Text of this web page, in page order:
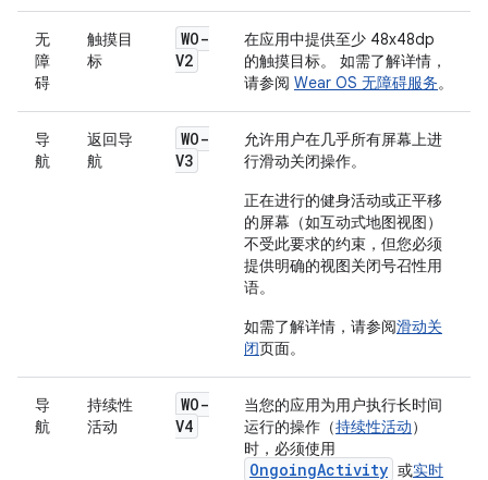
无
障
碍
触摸目
标
WO-
V2
在应用中提供至少 48x48dp
的触摸目标。 如需了解详情，
请参阅 Wear OS 无障碍服务。
导
航
返回导
航
WO-
V3
允许用户在几乎所有屏幕上进
行滑动关闭操作。
正在进行的健身活动或正平移
的屏幕（如互动式地图视图）
不受此要求的约束，但您必须
提供明确的视图关闭号召性用
语。
如需了解详情，请参阅滑动关
闭页面。
导
航
持续性
活动
WO-
V4
当您的应用为用户执行长时间
运行的操作（持续性活动）
时，必须使用
OngoingActivity 或实时